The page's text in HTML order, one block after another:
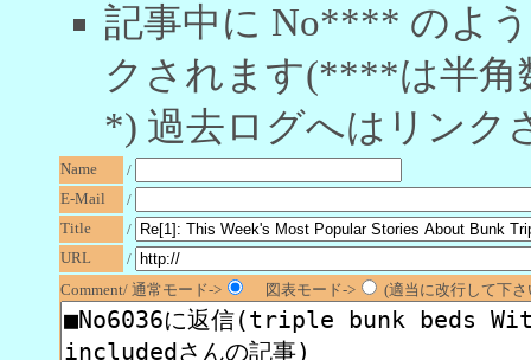
記事中に No**** のよ
クされます(****は半角
*) 過去ログへはリンク
Name
/
E-Mail
/
Title
/
URL
/
Comment/ 通常モード->
図表モード-> (適当に改行して下